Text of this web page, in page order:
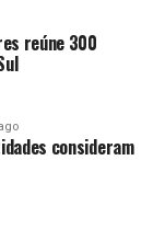
reúne 300
consideram